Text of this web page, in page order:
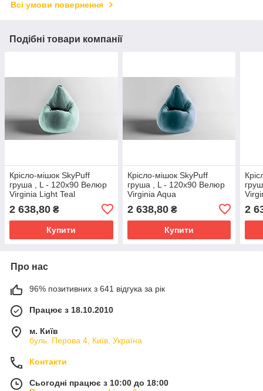
Всі умови повернення
Подібні товари компанії
Крісло-мішок SkyPuff
груша , L - 120х90 Велюр
Virginia Light Teal
2 638,80 ₴
Купити
Крісло-мішок SkyPuff
груша , L - 120х90 Велюр
Virginia Aqua
2 638,80₴
Купити
2
Про нас
96% позитивних з 641 відгука за рік
Працює з 18.10.2010
м. Київ
буль. Перова 4, Київ, Україна
Контакти
Сьогодні працює з 10:00 до 18:00